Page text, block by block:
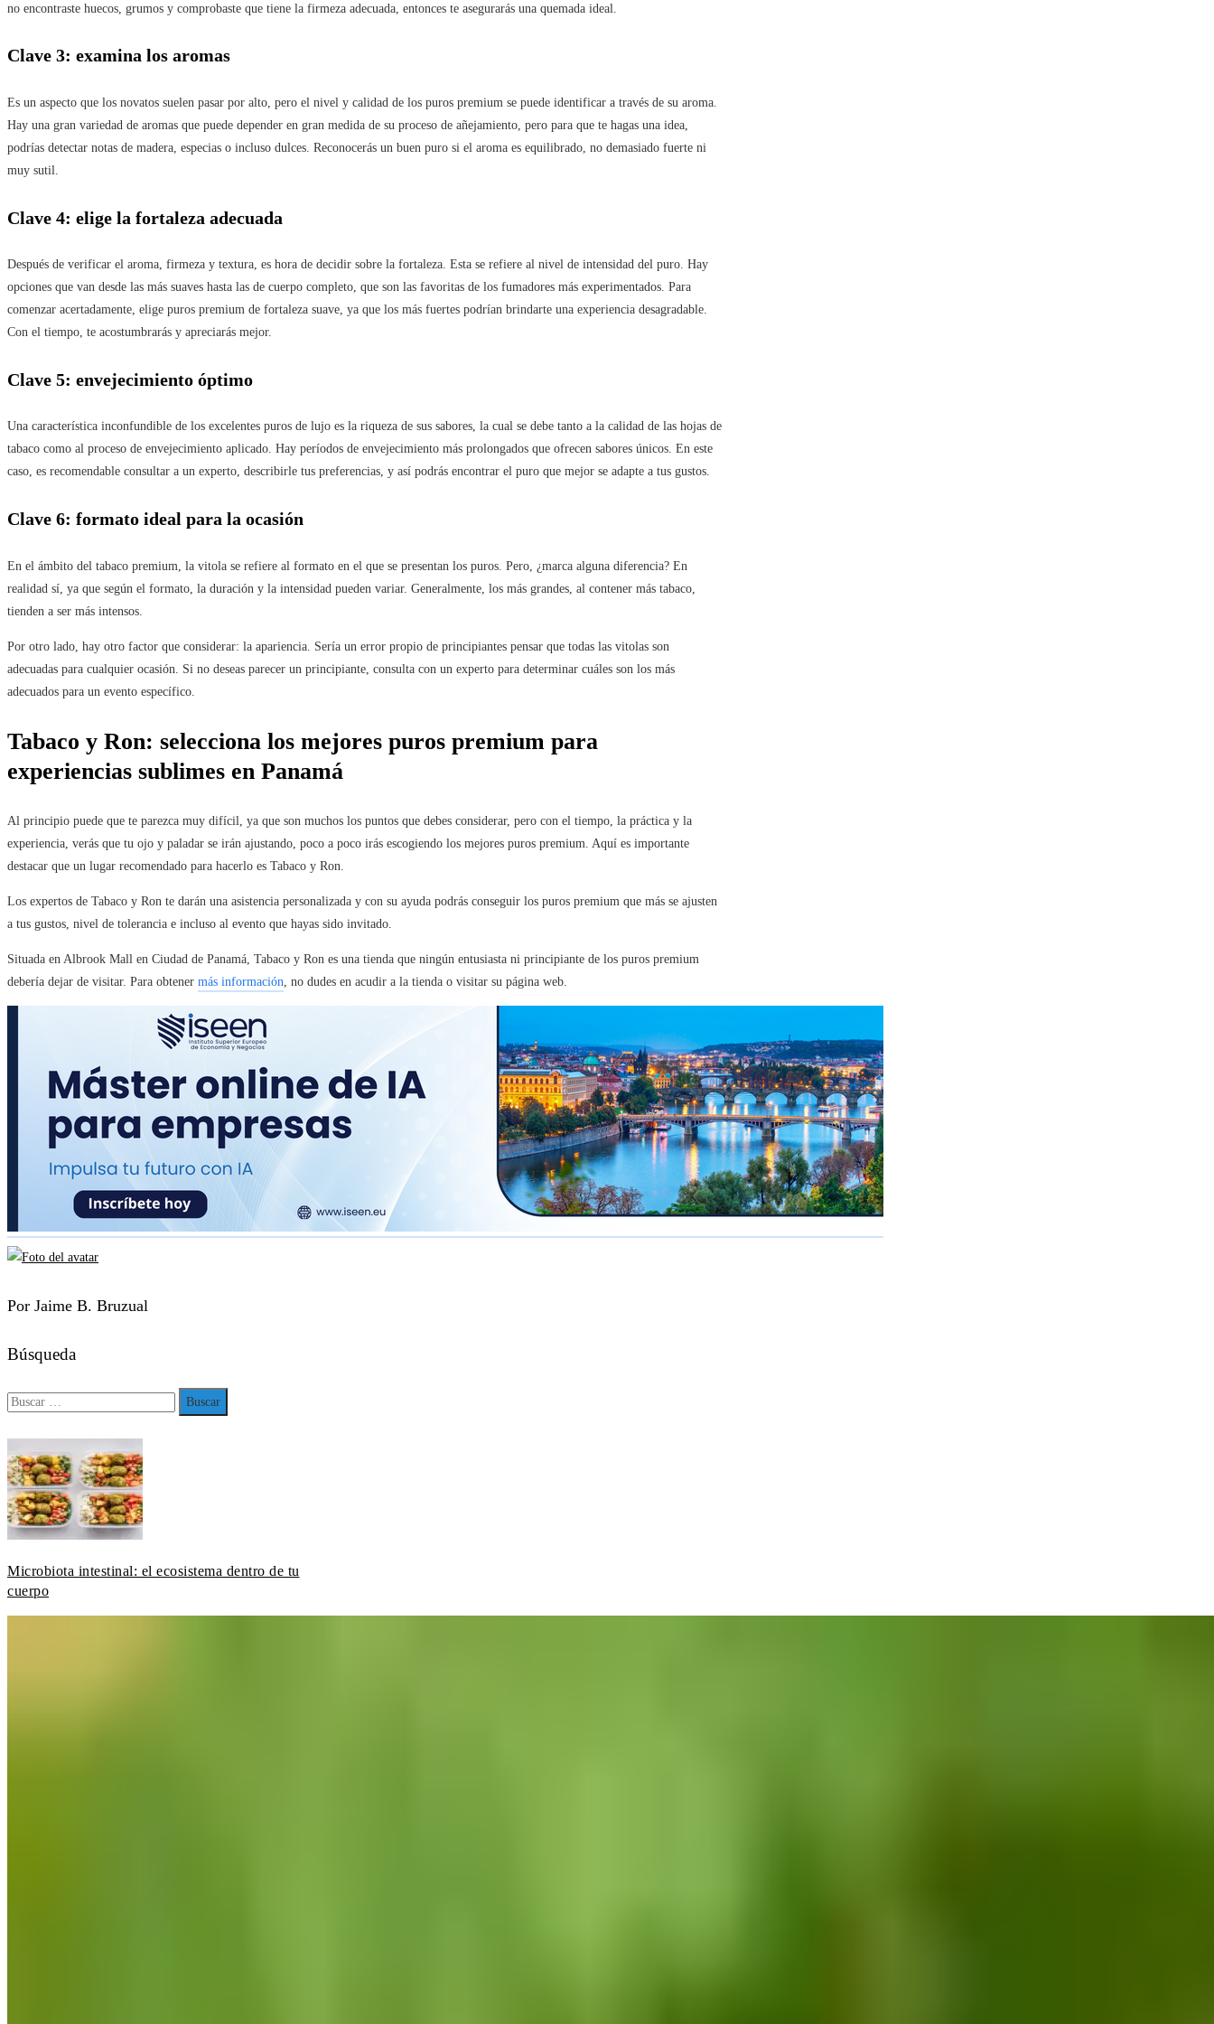
no encontraste huecos, grumos y comprobaste que tiene la firmeza adecuada, entonces te asegurarás una quemada ideal.
Clave 3: examina los aromas
Es un aspecto que los novatos suelen pasar por alto, pero el nivel y calidad de los puros premium se puede identificar a través de su aroma.
Hay una gran variedad de aromas que puede depender en gran medida de su proceso de añejamiento, pero para que te hagas una idea,
podrías detectar notas de madera, especias o incluso dulces. Reconocerás un buen puro si el aroma es equilibrado, no demasiado fuerte ni
muy sutil.
Clave 4: elige la fortaleza adecuada
Después de verificar el aroma, firmeza y textura, es hora de decidir sobre la fortaleza. Esta se refiere al nivel de intensidad del puro. Hay
opciones que van desde las más suaves hasta las de cuerpo completo, que son las favoritas de los fumadores más experimentados. Para
comenzar acertadamente, elige puros premium de fortaleza suave, ya que los más fuertes podrían brindarte una experiencia desagradable.
Con el tiempo, te acostumbrarás y apreciarás mejor.
Clave 5: envejecimiento óptimo
Una característica inconfundible de los excelentes puros de lujo es la riqueza de sus sabores, la cual se debe tanto a la calidad de las hojas de
tabaco como al proceso de envejecimiento aplicado. Hay períodos de envejecimiento más prolongados que ofrecen sabores únicos. En este
caso, es recomendable consultar a un experto, describirle tus preferencias, y así podrás encontrar el puro que mejor se adapte a tus gustos.
Clave 6: formato ideal para la ocasión
En el ámbito del tabaco premium, la vitola se refiere al formato en el que se presentan los puros. Pero, ¿marca alguna diferencia? En
realidad sí, ya que según el formato, la duración y la intensidad pueden variar. Generalmente, los más grandes, al contener más tabaco,
tienden a ser más intensos.
Por otro lado, hay otro factor que considerar: la apariencia. Sería un error propio de principiantes pensar que todas las vitolas son
adecuadas para cualquier ocasión. Si no deseas parecer un principiante, consulta con un experto para determinar cuáles son los más
adecuados para un evento específico.
Tabaco y Ron: selecciona los mejores puros premium para
experiencias sublimes en Panamá
Al principio puede que te parezca muy difícil, ya que son muchos los puntos que debes considerar, pero con el tiempo, la práctica y la
experiencia, verás que tu ojo y paladar se irán ajustando, poco a poco irás escogiendo los mejores puros premium. Aquí es importante
destacar que un lugar recomendado para hacerlo es Tabaco y Ron.
Los expertos de Tabaco y Ron te darán una asistencia personalizada y con su ayuda podrás conseguir los puros premium que más se ajusten
a tus gustos, nivel de tolerancia e incluso al evento que hayas sido invitado.
Situada en Albrook Mall en Ciudad de Panamá, Tabaco y Ron es una tienda que ningún entusiasta ni principiante de los puros premium
debería dejar de visitar. Para obtener más información , no dudes en acudir a la tienda o visitar su página web.
Por Jaime B. Bruzual
Búsqueda
Buscar:
Microbiota intestinal: el ecosistema dentro de tu
cuerpo